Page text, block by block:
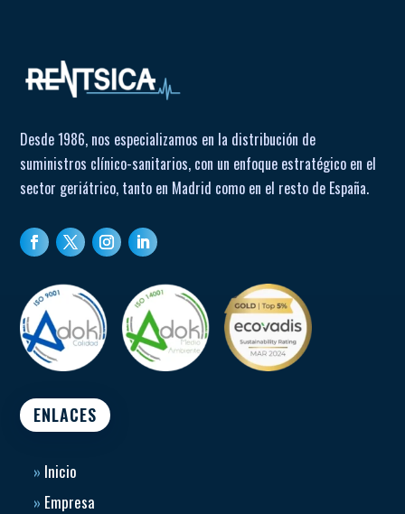
Desde 1986, nos especializamos en la distribución de
suministros clínico-sanitarios, con un enfoque estratégico en el
sector geriátrico, tanto en Madrid como en el resto de España.
ENLACES
» Inicio
» Empresa